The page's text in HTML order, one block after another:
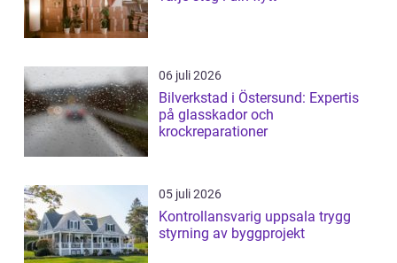
06 juli 2026
Bilverkstad i Östersund: Expertis
på glasskador och
krockreparationer
05 juli 2026
Kontrollansvarig uppsala trygg
styrning av byggprojekt